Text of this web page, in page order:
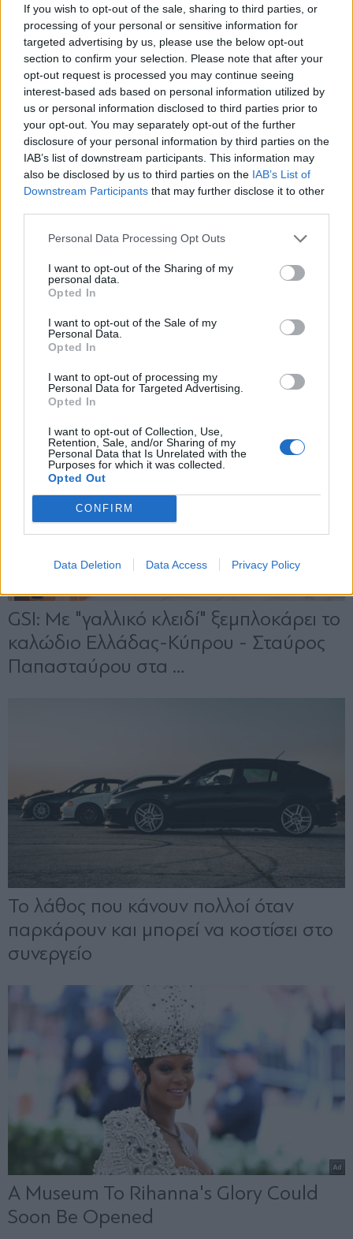
If you wish to opt-out of the sale, sharing to third parties, or
processing of your personal or sensitive information for
targeted advertising by us, please use the below opt-out
section to confirm your selection. Please note that after your
opt-out request is processed you may continue seeing
interest-based ads based on personal information utilized by
us or personal information disclosed to third parties prior to
your opt-out. You may separately opt-out of the further
disclosure of your personal information by third parties on the
IAB’s list of downstream participants. This information may
also be disclosed by us to third parties on the IAB’s List of
Downstream Participants that may further disclose it to other
Personal Data Processing Opt Outs
I want to opt-out of the Sharing of my
personal data.
Opted In
I want to opt-out of the Sale of my
Personal Data.
Opted In
I want to opt-out of processing my
Personal Data for Targeted Advertising.
Opted In
I want to opt-out of Collection, Use,
Retention, Sale, and/or Sharing of my
Personal Data that Is Unrelated with the
Purposes for which it was collected.
Opted Out
CONFIRM
Data Deletion Data Access Privacy Policy
Εγγραφή στο newsletter
Αποδέχομαι τους
και την πολιτική απορρήτου
X